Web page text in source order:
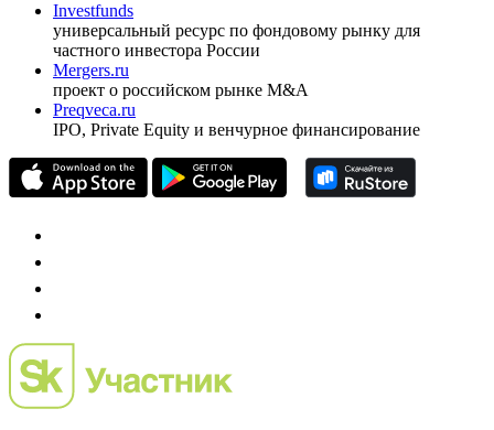
Investfunds
универсальный ресурс по фондовому рынку для
частного инвестора России
Mergers.ru
проект о российском рынке M&A
Preqveca.ru
IPO, Private Equity и венчурное финансирование